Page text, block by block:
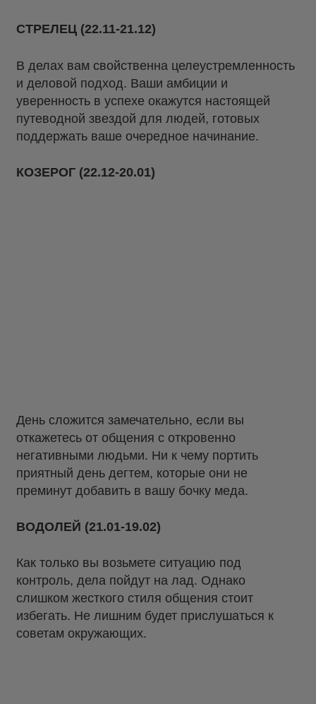
СТРЕЛЕЦ (22.11-21.12)
В делах вам свойственна целеустремленность
и деловой подход. Ваши амбиции и
уверенность в успехе окажутся настоящей
путеводной звездой для людей, готовых
поддержать ваше очередное начинание.
КОЗЕРОГ (22.12-20.01)
День сложится замечательно, если вы
откажетесь от общения с откровенно
негативными людьми. Ни к чему портить
приятный день дегтем, которые они не
преминут добавить в вашу бочку меда.
ВОДОЛЕЙ (21.01-19.02)
Как только вы возьмете ситуацию под
контроль, дела пойдут на лад. Однако
слишком жесткого стиля общения стоит
избегать. Не лишним будет прислушаться к
советам окружающих.